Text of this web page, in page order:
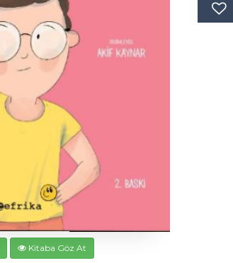
Kitaba Göz At